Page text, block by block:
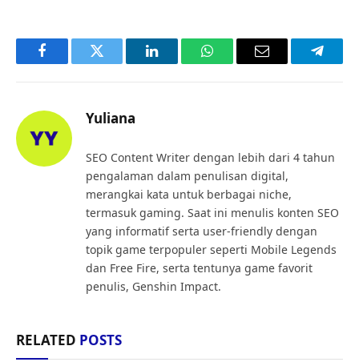
FacebookTwitter LinkedInWhatsAppEmail
Yuliana
SEO Content Writer dengan lebih dari 4 tahun
pengalaman dalam penulisan digital,
merangkai kata untuk berbagai niche,
termasuk gaming. Saat ini menulis konten SEO
yang informatif serta user-friendly dengan
topik game terpopuler seperti Mobile Legends
dan Free Fire, serta tentunya game favorit
penulis, Genshin Impact.
RELATED POSTS